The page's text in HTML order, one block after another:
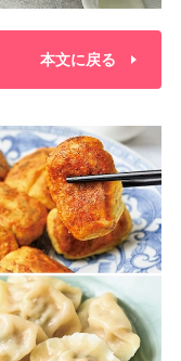
本文に戻る